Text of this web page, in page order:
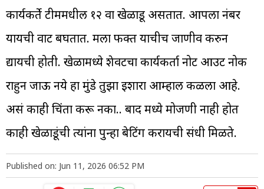
कार्यकर्ते टीममधील १२ वा खेळाडू असतात. आपला नंबर
यायची वाट बघतात. मला फक्त याचीच जाणीव करुन
द्यायची होती. खेळामध्ये शेवटचा कार्यकर्ता नोट आउट नोक
राहुन जाऊ नये हा मुंडे तुझा इशारा आम्हाल कळला आहे.
असं काही चिंता करू नका.. बाद मध्ये मोजणी नाही होत
काही खेळाडूंची त्यांना पुन्हा बेटिंग करायची संधी मिळते.
Published on: Jun 11, 2026 06:52 PM